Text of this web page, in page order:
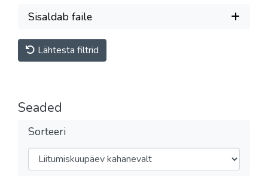
Sisaldab faile
Lähtesta filtrid
Seaded
Sorteeri